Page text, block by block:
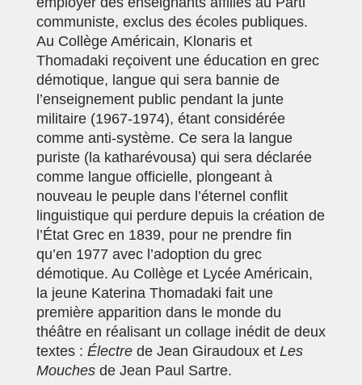
communiste, exclus des écoles publiques.
Au Collège Américain, Klonaris et
Thomadaki reçoivent une éducation en grec
démotique, langue qui sera bannie de
l’enseignement public pendant la junte
militaire (1967-1974), étant considérée
comme anti-système. Ce sera la langue
puriste (la katharévousa) qui sera déclarée
comme langue officielle, plongeant à
nouveau le peuple dans l’éternel conflit
linguistique qui perdure depuis la création de
l’État Grec en 1839, pour ne prendre fin
qu’en 1977 avec l’adoption du grec
démotique. Au Collège et Lycée Américain,
la jeune Katerina Thomadaki fait une
première apparition dans le monde du
théâtre en réalisant un collage inédit de deux
textes : Électre de Jean Giraudoux et Les
Mouches de Jean Paul Sartre.